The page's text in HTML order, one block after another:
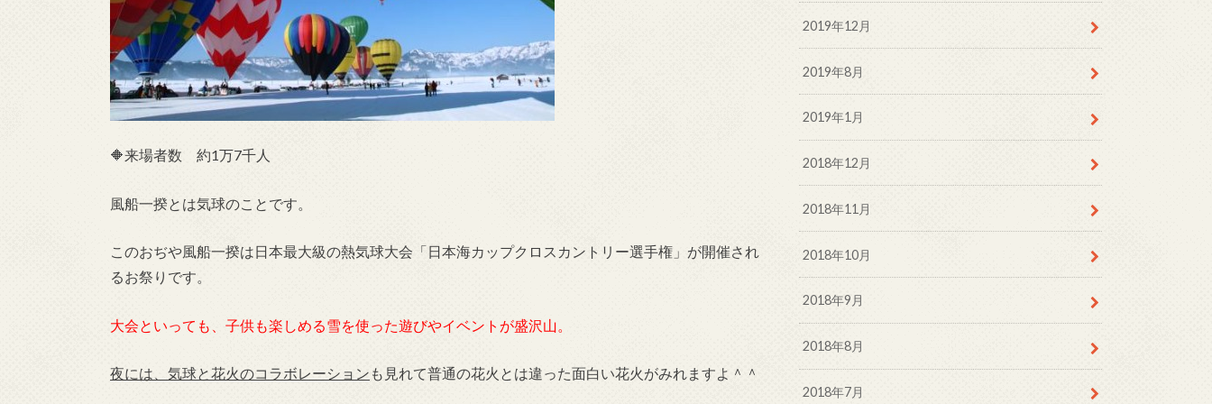
🔶来場者数 約1万7千人
風船一揆とは気球のことです。
このおぢや風船一揆は日本最大級の熱気球大会「日本海カップクロスカントリー選手権」が開催され
るお祭りです。
大会といっても、子供も楽しめる雪を使った遊びやイベントが盛沢山。
夜には、気球と花火のコラボレーション も見れて普通の花火とは違った面白い花火がみれますよ＾＾
2019年12月
2019年8月
2019年1月
2018年12月
2018年11月
2018年10月
2018年9月
2018年8月
2018年7月